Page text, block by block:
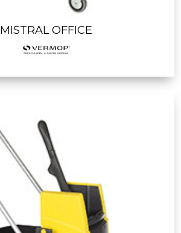
MISTRAL OFFICE